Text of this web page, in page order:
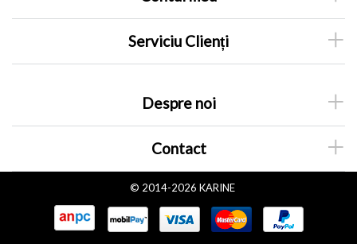
Serviciu Clienți
Despre noi
Contact
© 2014-2026 KARINE